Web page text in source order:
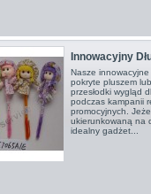
Innowacyjny
Nasze
pokryte pluszem
przesłodki wygląd
podczas kampanii
promocyjnych.
ukierunkowaną na
idealny gadżet...